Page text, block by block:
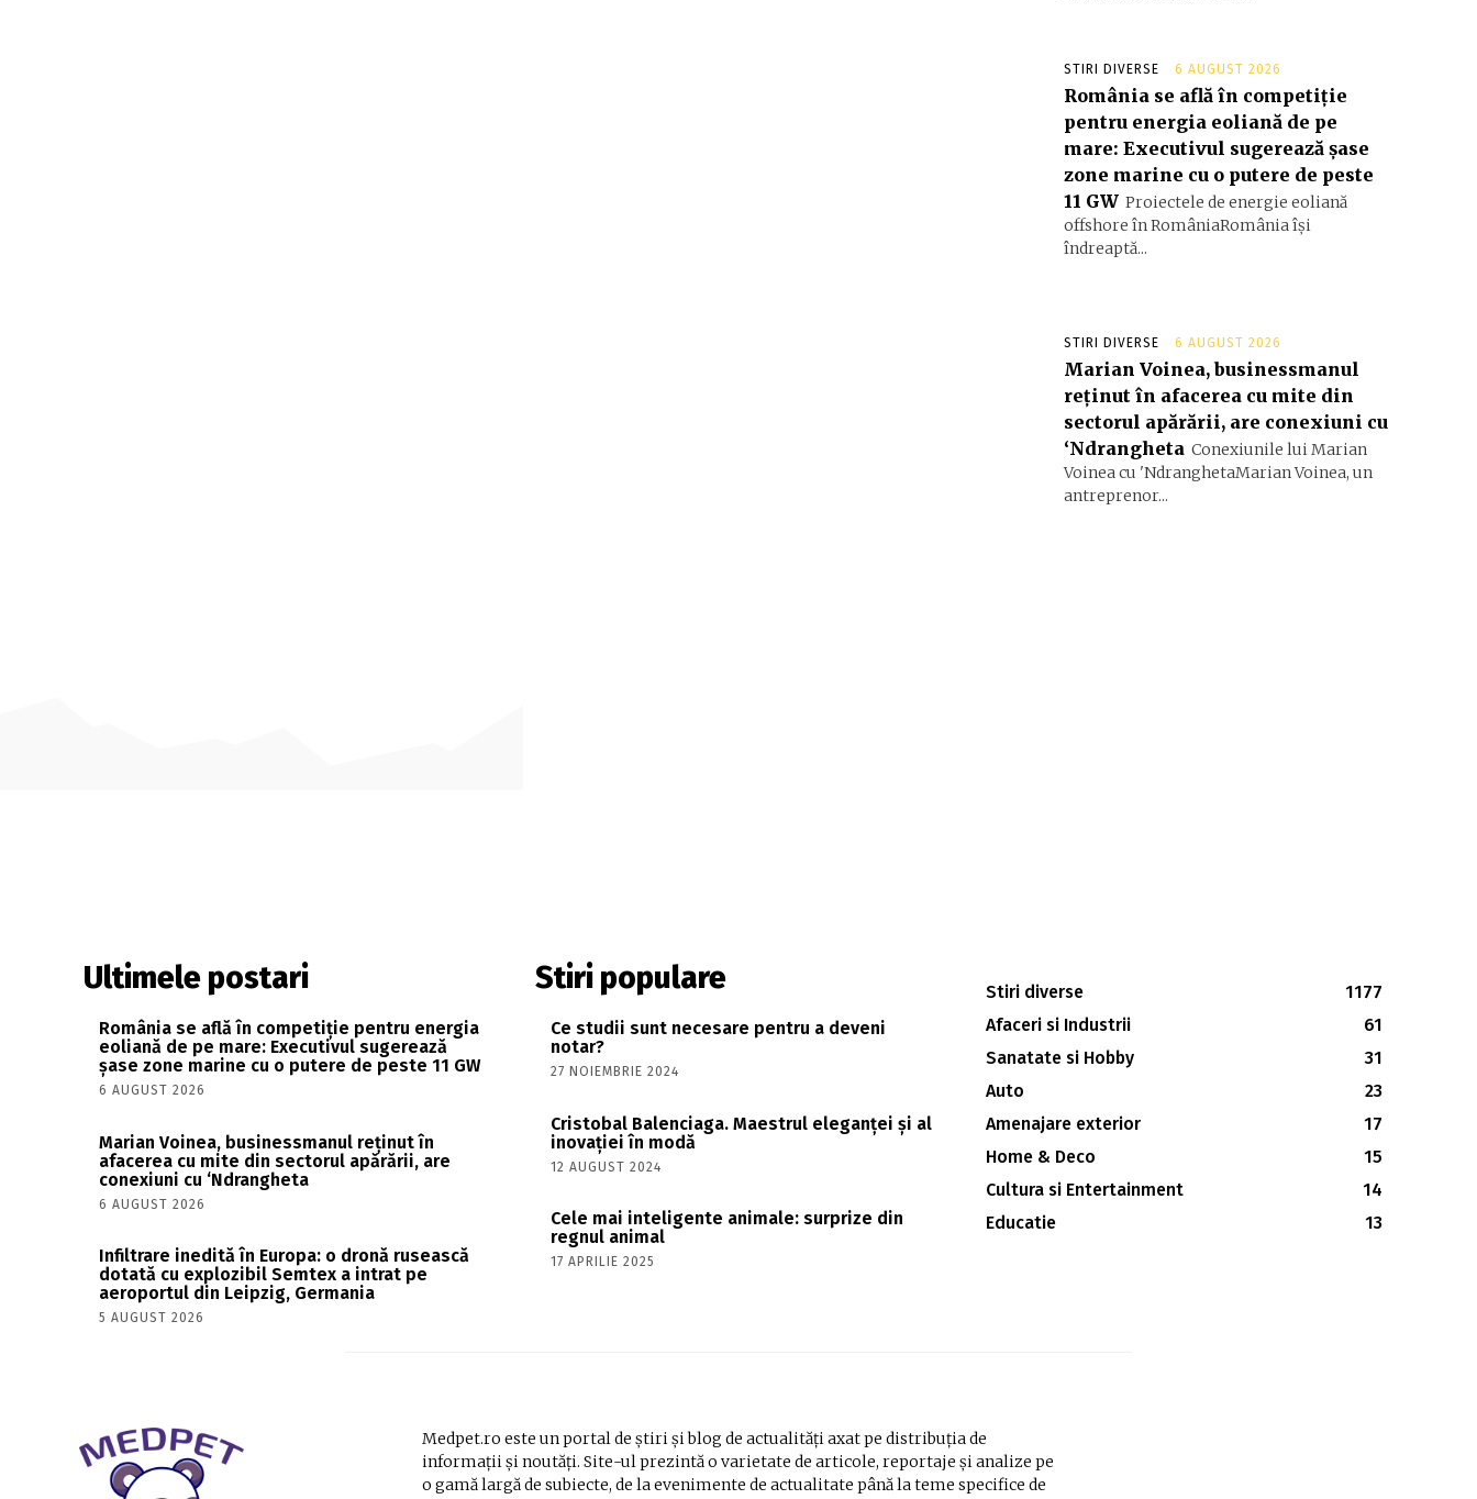
STIRI DIVERSE 6 AUGUST 2026
România se află în competiție
pentru energia eoliană de pe
mare: Executivul sugerează șase
zone marine cu o putere de peste
11 GW Proiectele de energie eoliană
offshore în RomâniaRomânia își
îndreaptă...
STIRI DIVERSE 6 AUGUST 2026
Marian Voinea, businessmanul
reținut în afacerea cu mite din
sectorul apărării, are conexiuni cu
‘Ndrangheta Conexiunile lui Marian
Voinea cu 'NdranghetaMarian Voinea, un
antreprenor...
Ultimele postari
România se află în competiție pentru energia
eoliană de pe mare: Executivul sugerează
șase zone marine cu o putere de peste 11 GW
6 AUGUST 2026
Marian Voinea, businessmanul reținut în
afacerea cu mite din sectorul apărării, are
conexiuni cu ‘Ndrangheta
6 AUGUST 2026
Infiltrare inedită în Europa: o dronă rusească
dotată cu explozibil Semtex a intrat pe
aeroportul din Leipzig, Germania
5 AUGUST 2026
Stiri populare
Ce studii sunt necesare pentru a deveni
notar?
27 NOIEMBRIE 2024
Cristobal Balenciaga. Maestrul eleganței și al
inovației în modă
12 AUGUST 2024
Cele mai inteligente animale: surprize din
regnul animal
17 APRILIE 2025
Stiri diverse
1177
Afaceri si Industrii
61
Sanatate si Hobby
31
Auto
23
Amenajare exterior
17
Home & Deco
15
Cultura si Entertainment
14
Educatie
13
Medpet.ro este un portal de știri și blog de actualități axat pe distribuția de
informații și noutăți. Site-ul prezintă o varietate de articole, reportaje și analize pe
o gamă largă de subiecte, de la evenimente de actualitate până la teme specifice de